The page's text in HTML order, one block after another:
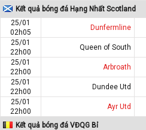
Kết quả bóng đá Hạng Nhất Scotland
25/01
02h05
Dunfermline
25/01
22h00
Queen of South
25/01
22h00
Arbroath
25/01
22h00
Dundee Utd
25/01
22h00
Ayr Utd
Kết quả bóng đá VĐQG Bỉ